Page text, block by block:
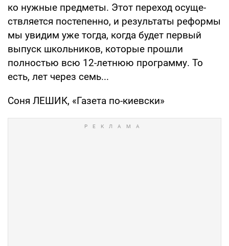
ко нужные предметы. Этот переход осуще­
ствляется постепенно, и результаты рефор­мы
мы увидим уже тогда, когда будет пер­вый
выпуск школьников, которые прошли
полностью всю 12-летнюю программу. То
есть, лет через семь...
Соня ЛЕШИК, «Газета по-киевски»